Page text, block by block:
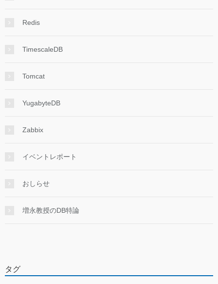
Redis
TimescaleDB
Tomcat
YugabyteDB
Zabbix
イベントレポート
おしらせ
増永教授のDB特論
タグ